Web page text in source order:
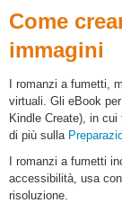
Come
immagini
I romanzi a fumetti,
virtuali. Gli eBook
Kindle Create), in
di più sulla
I romanzi a fumetti
accessibilità, usa
risoluzione.